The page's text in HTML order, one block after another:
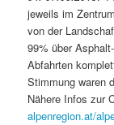
jeweils im
von der
99% über
Abfahrten
Stimmung waren
Nähere Infos zur
alpenregion.at/